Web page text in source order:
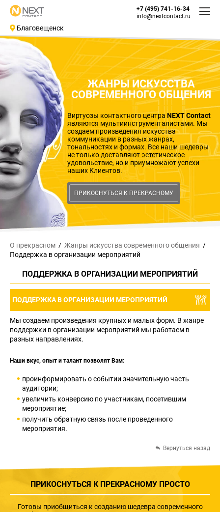
ЖАНРЫ ИСКУССТВА
СОВРЕМЕННОГО ОБЩЕНИЯ
Виртуозы контактного центра NEXT Contact
являются мультиинструменталистами. Мы
создаем произведения искусства
коммуникации в разных жанрах,
тональностях и формах. Все наши шедевры
не только доставляют эстетическое
удовольствие, но и приумножают успехи
наших Клиентов.
ПРИКОСНУТЬСЯ К ПРЕКРАСНОМУ
+7 (495) 741-16-34
info@nextcontact.ru
Благовещенск
О прекрасном Жанры искусства современного общения
Поддержка в организации мероприятий
ПОДДЕРЖКА В ОРГАНИЗАЦИИ МЕРОПРИЯТИЙ
ПОДДЕРЖКА В ОРГАНИЗАЦИИ МЕРОПРИЯТИЙ
Мы создаем произведения крупных и малых форм. В жанре
поддержки в организации мероприятий мы работаем в
разных направлениях.
Наши вкус, опыт и талант позволят Вам:
проинформировать о событии значительную часть
аудитории;
увеличить конверсию по участникам, посетившим
мероприятие;
получить обратную связь после проведенного
мероприятия.
Вернуться назад
ПРИКОСНУТЬСЯ К ПРЕКРАСНОМУ ПРОСТО
Готовы приобщиться к созданию шедевра современного